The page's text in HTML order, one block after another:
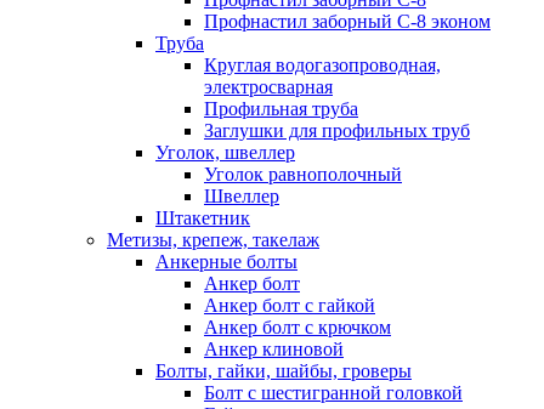
Профнастил заборный С-8 эконом
Труба
Круглая водогазопроводная,
электросварная
Профильная труба
Заглушки для профильных труб
Уголок, швеллер
Уголок равнополочный
Швеллер
Штакетник
Метизы, крепеж, такелаж
Анкерные болты
Анкер болт
Анкер болт с гайкой
Анкер болт с крючком
Анкер клиновой
Болты, гайки, шайбы, гроверы
Болт c шестигранной головкой